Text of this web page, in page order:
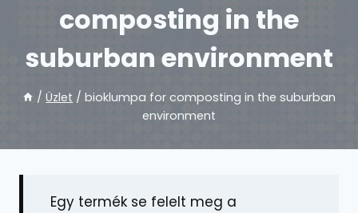
composting in the
suburban environment
/ Üzlet / bioklumpa for composting in the suburban
environment
Egy termék se felelt meg a